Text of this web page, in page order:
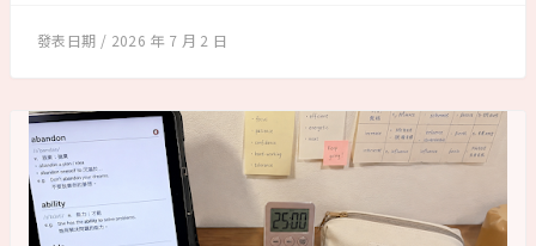
2026 年 7 月 2 日